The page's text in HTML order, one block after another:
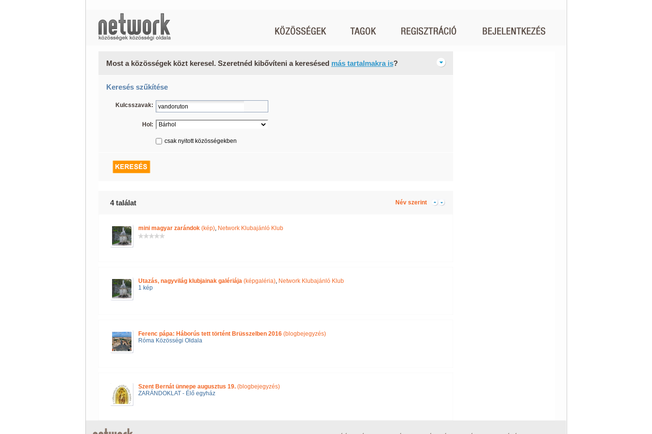
Most a közösségek közt keresel. Szeretnéd kibővíteni a keresésed más tartalmakra is?
Keresés szűkítése
Kulcsszavak:
Hol:
csak nyitott közösségekben
4 találat Név szerint
mini magyar zarándok(kép), Network Klubajánló Klub
Utazás, nagyvilág klubjainak galériája(képgaléria), Network Klubajánló Klub
1 kép
Ferenc pápa: Háborús tett történt Brüsszelben 2016(blogbejegyzés)
Róma Közösségi Oldala
Szent Bernát ünnepe augusztus 19.(blogbejegyzés)
ZARÁNDOKLAT - Élő egyház